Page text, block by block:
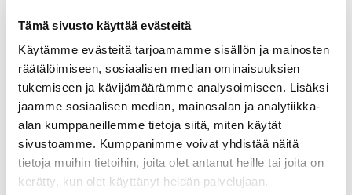
Tämä sivusto käyttää evästeitä
Käytämme evästeitä tarjoamamme sisällön ja mainosten
räätälöimiseen, sosiaalisen median ominaisuuksien
tukemiseen ja kävijämäärämme analysoimiseen. Lisäksi
jaamme sosiaalisen median, mainosalan ja analytiikka-
alan kumppaneillemme tietoja siitä, miten käytät
sivustoamme. Kumppanimme voivat yhdistää näitä
tietoja muihin tietoihin, joita olet antanut heille tai joita on
kerätty, kun olet käyttänyt heidän palvelujaan.
Postitoimipaikka *
Sähköpostiosoite *
Puhelinnumero *